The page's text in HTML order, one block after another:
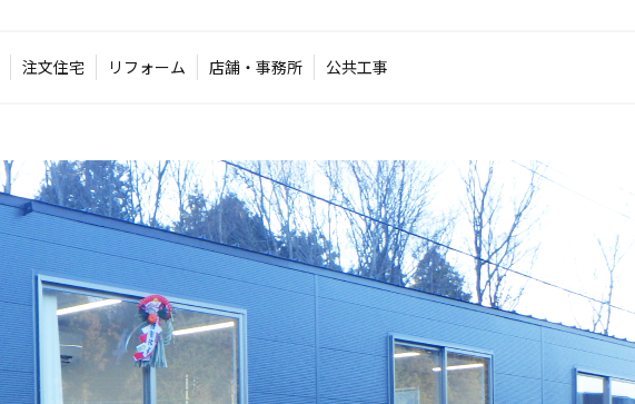
注文住宅 リフォーム 店舗・事務所 公共工事